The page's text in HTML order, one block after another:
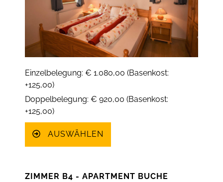
Einzelbelegung: € 1.080,00 (Basenkost:
+125,00)
Doppelbelegung: € 920,00 (Basenkost:
+125,00)
AUSWÄHLEN
ZIMMER B4 - APARTMENT BUCHE